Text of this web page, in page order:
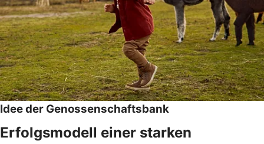
Idee der Genossenschaftsbank
Erfolgsmodell einer starken